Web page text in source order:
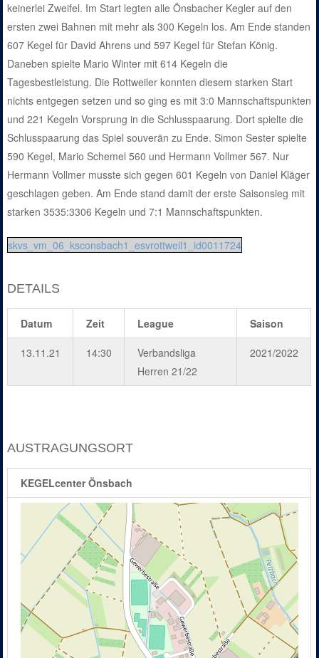
keinerlei Zweifel. Im Start legten alle Önsbacher Kegler auf den
ersten zwei Bahnen mit mehr als 300 Kegeln los. Am Ende standen
607 Kegel für David Ahrens und 597 Kegel für Stefan König.
Daneben spielte Mario Winter mit 614 Kegeln die
Tagesbestleistung. Die Rottweiler konnten diesem starken Start
nichts entgegen setzen und so ging es mit 3:0 Mannschaftspunkten
und 221 Kegeln Vorsprung in die Schlusspaarung. Dort spielte die
Schlusspaarung das Spiel souverän zu Ende. Simon Sester spielte
590 Kegel, Mario Schemel 560 und Hermann Vollmer 567. Nur
Hermann Vollmer musste sich gegen 601 Kegeln von Daniel Kläger
geschlagen geben. Am Ende stand damit der erste Saisonsieg mit
starken 3535:3306 Kegeln und 7:1 Mannschaftspunkten.
skvs_vm_06_ksconsbach1_esvrottweil1_id0011724
DETAILS
Datum Zeit League Saison
13.11.21 14:30
Verbandsliga
Herren 21/22
2021/2022
AUSTRAGUNGSORT
KEGELcenter Önsbach